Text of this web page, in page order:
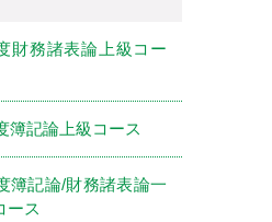
財務諸表論上級コー
簿記論上級コース
簿記論/財務諸表論一
ース